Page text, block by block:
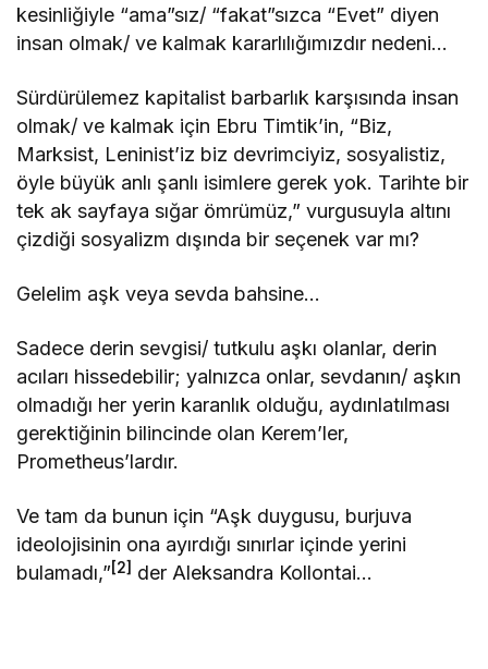
kesinliğiyle “ama”sız/ “fakat”sızca “Evet” diyen
insan olmak/ ve kalmak kararlılığımızdır nedeni…
Sürdürülemez kapitalist barbarlık karşısında insan
olmak/ ve kalmak için Ebru Timtik’in, “Biz,
Marksist, Leninist’iz biz devrimciyiz, sosyalistiz,
öyle büyük anlı şanlı isimlere gerek yok. Tarihte bir
tek ak sayfaya sığar ömrümüz,” vurgusuyla altını
çizdiği sosyalizm dışında bir seçenek var mı?
Gelelim aşk veya sevda bahsine…
Sadece derin sevgisi/ tutkulu aşkı olanlar, derin
acıları hissedebilir; yalnızca onlar, sevdanın/ aşkın
olmadığı her yerin karanlık olduğu, aydınlatılması
gerektiğinin bilincinde olan Kerem’ler,
Prometheus’lardır.
Ve tam da bunun için “Aşk duygusu, burjuva
ideolojisinin ona ayırdığı sınırlar içinde yerini
bulamadı,”[2] der Aleksandra Kollontai…